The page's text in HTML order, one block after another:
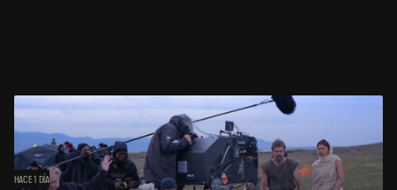
HACE 1 DÍA